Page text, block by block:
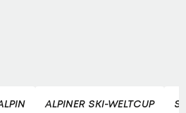
ALPINER SKI-WELTCUP